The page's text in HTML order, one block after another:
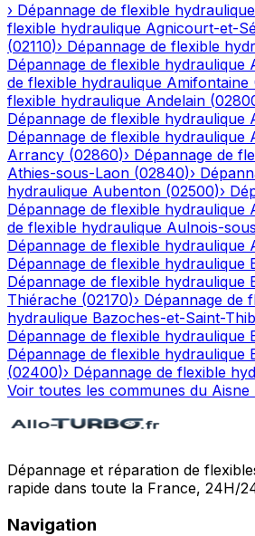
› Dépannage de flexible hydraulique
flexible hydraulique Agnicourt-et-
(02110)› Dépannage de flexible
Dépannage de flexible hydraulique
de flexible hydraulique Amifontaine
flexible hydraulique Andelain (
Dépannage de flexible hydraulique
Dépannage de flexible hydraulique
Arrancy (02860)› Dépannage de
Athies-sous-Laon (02840)›
hydraulique Aubenton (02500)›
Dépannage de flexible hydraulique
de flexible hydraulique Aulnois-
Dépannage de flexible hydraulique
Dépannage de flexible hydraulique
Dépannage de flexible hydraulique
Thiérache (02170)› Dépannage de
hydraulique Bazoches-et-Saint-
Dépannage de flexible hydraulique
Dépannage de flexible hydraulique
(02400)› Dépannage de flexible
Voir toutes les communes du Aisne
Dépannage et réparation de
rapide dans toute la France, 24H/
Navigation